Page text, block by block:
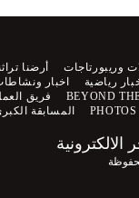
وريبورتاجات
أرضنا تراثنا
رياضية
اخبار ونشاطات
BEYOND
فريق العمل
المسابقة الكبرى